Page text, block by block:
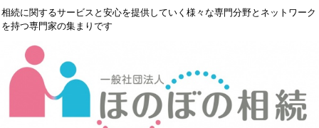
相続に関するサービスと安心を提供していく様々な専門分野とネットワーク
を持つ専門家の集まりです